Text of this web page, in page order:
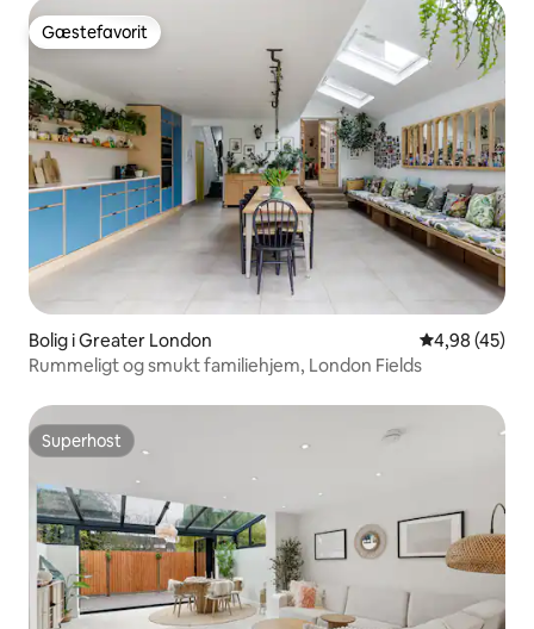
Gæstefavorit
Gæstefavorit
Bolig i Greater London 4,98 ud af 5 i
4,98 (45)
Rummeligt og smukt familiehjem, London Fields
Superhost
Superhost